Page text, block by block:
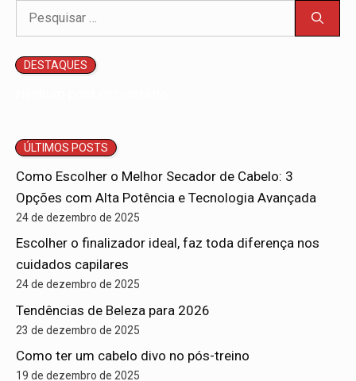
Pesquisar
DESTAQUES
ÚLTIMOS POSTS
Como Escolher o Melhor Secador de Cabelo: 3
Opções com Alta Potência e Tecnologia Avançada
24 de dezembro de 2025
Escolher o finalizador ideal, faz toda diferença nos
cuidados capilares
24 de dezembro de 2025
Tendências de Beleza para 2026
23 de dezembro de 2025
Como ter um cabelo divo no pós-treino
19 de dezembro de 2025